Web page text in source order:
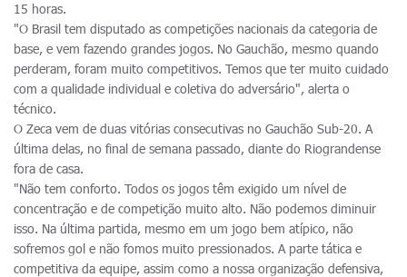
15 horas.
"O Brasil tem disputado as competições nacionais da categoria de
base, e vem fazendo grandes jogos. No Gauchão, mesmo quando
perderam, foram muito competitivos. Temos que ter muito cuidado
com a qualidade individual e coletiva do adversário", alerta o
técnico.
O Zeca vem de duas vitórias consecutivas no Gauchão Sub-20. A
última delas, no final de semana passado, diante do Riograndense
fora de casa.
"Não tem conforto. Todos os jogos têm exigido um nível de
concentração e de competição muito alto. Não podemos diminuir
isso. Na última partida, mesmo em um jogo bem atípico, não
sofremos gol e não fomos muito pressionados. A parte tática e
competitiva da equipe, assim como a nossa organização defensiva,